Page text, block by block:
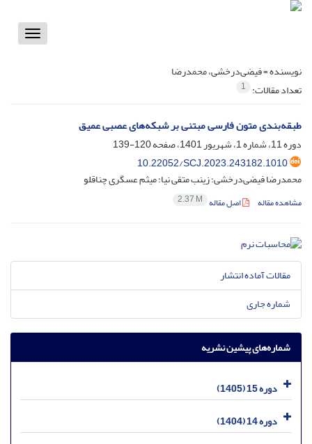
Toggle
نویسنده =فیضی‌درخشی، محمدرضا
تعداد مقالات: 1
طبقه‌بندی متون فارسی مبتنی بر شبکه‌های عصبی عمیق
دوره 11، شماره 1، شهریور 1401، صفحه
120-139
10.22052/SCJ.2023.243182.1010
محمدرضا فیضی‌درخشی؛ زینب متقی نیا؛ میثم عسگری چناقلو
مشاهده مقاله اصل مقاله 2.37 M
مقالات آماده انتشار
شماره جاری
شماره‌های پیشین نشریه
دوره 15 (1405)
دوره 14 (1404)